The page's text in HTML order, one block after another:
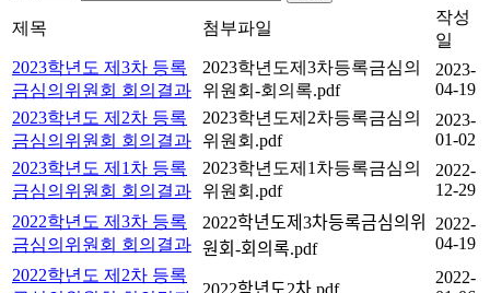
제목 첨부파일
작성
일
2023학년도 제3차 등록
금심의위원회 회의결과
2023학년도제3차등록금심의
위원회-회의록.pdf
2023-
04-19
2023학년도 제2차 등록
금심의위원회 회의결과
2023학년도제2차등록금심의
위원회.pdf
2023-
01-02
2023학년도 제1차 등록
금심의위원회 회의결과
2023학년도제1차등록금심의
위원회.pdf
2022-
12-29
2022학년도 제3차 등록
금심의위원회 회의결과
2022학년도제3차등록금심의위
원회-회의록.pdf
2022-
04-19
2022학년도 제2차 등록
2022-